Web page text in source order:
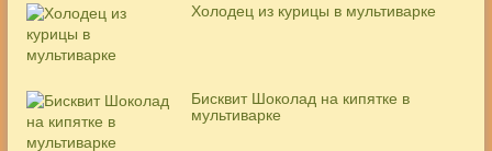
Холодец из курицы в мультиварке
Бисквит Шоколад на кипятке в
мультиварке